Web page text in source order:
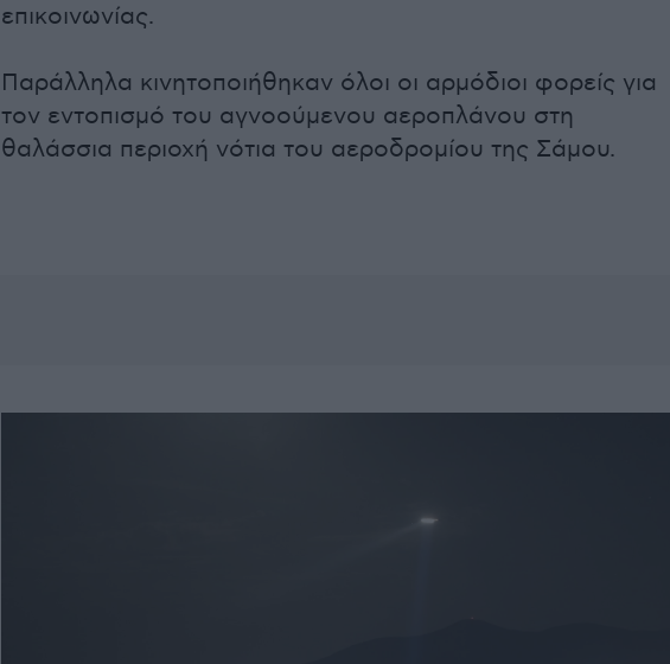
επικοινωνίας.
Παράλληλα κινητοποιήθηκαν όλοι οι αρμόδιοι φορείς για
τον εντοπισμό του αγνοούμενου αεροπλάνου στη
θαλάσσια περιοχή νότια του αεροδρομίου της Σάμου.